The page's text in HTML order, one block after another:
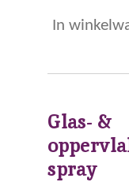
In
Glas- &
spray